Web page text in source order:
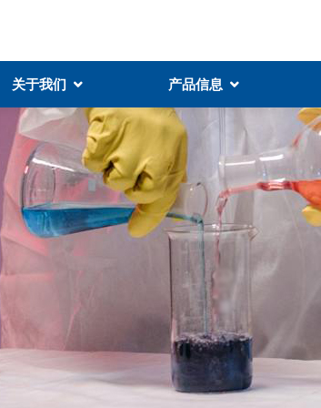
关于我们 产品信息